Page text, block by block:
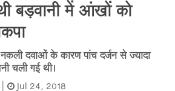
बड़वानी में आंखों को
दवाओं के कारण पांच दर्जन से ज्यादा
चली गई थी।
Jul 24, 2018